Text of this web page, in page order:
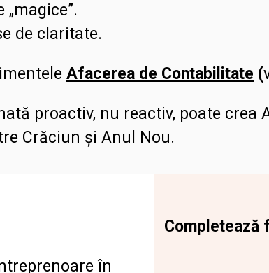
de claritate.
Afacerea de Contabilitate (
proactiv, nu reactiv, poate
Crăciun și Anul Nou.
în
Completează